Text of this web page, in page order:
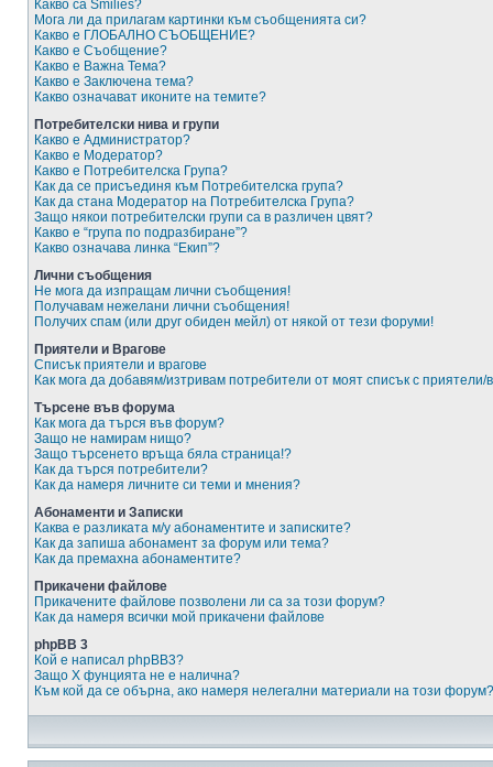
Какво са Smilies?
Мога ли да прилагам картинки към съобщенията си?
Какво е ГЛОБАЛНО СЪОБЩЕНИЕ?
Какво е Съобщение?
Какво е Важна Тема?
Какво е Заключена тема?
Какво означават иконите на темите?
Потребителски нива и групи
Какво е Администратор?
Какво е Модератор?
Какво е Потребителска Група?
Как да се присъединя към Потребителска група?
Как да стана Модератор на Потребителска Група?
Защо някои потребителски групи са в различен цвят?
Какво е “група по подразбиране”?
Какво означава линка “Екип”?
Лични съобщения
Не мога да изпращам лични съобщения!
Получавам нежелани лични съобщения!
Получих спам (или друг обиден мейл) от някой от тези форуми!
Приятели и Врагове
Списък приятели и врагове
Как мога да добавям/изтривам потребители от моят списък с приятели/
Търсене във форума
Как мога да търся във форум?
Защо не намирам нищо?
Защо търсенето връща бяла страница!?
Как да търся потребители?
Как да намеря личните си теми и мнения?
Абонаменти и Записки
Каква е разликата м/у абонаментите и записките?
Как да запиша абонамент за форум или тема?
Как да премахна абонаментите?
Прикачени файлове
Прикачените файлове позволени ли са за този форум?
Как да намеря всички мой прикачени файлове
phpBB 3
Кой е написал phpBB3?
Защо X фунцията не е налична?
Към кой да се обърна, ако намеря нелегални материали на този форум?